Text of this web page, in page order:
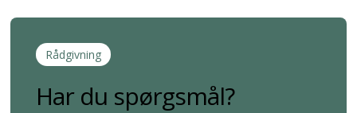
Rådgivning
Har du spørgsmål?